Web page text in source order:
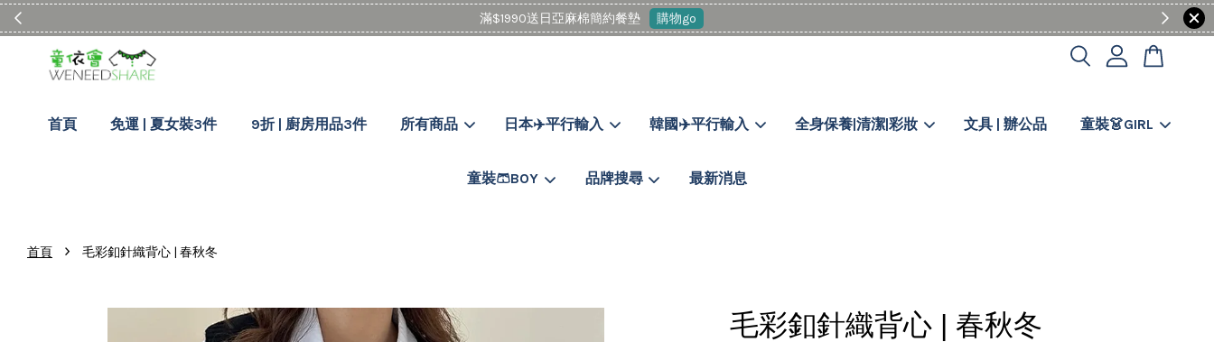
滿$1990送日亞麻棉簡約餐墊 購物go
首頁 免運 | 夏女裝3件 9折 | 廚房用品3件 所有商品 日本✈️平行輸入 韓國✈️平行輸入 全身保養|清潔|彩妝 文具 | 辦公品 童裝👗GIRL
童裝🩳BOY 品牌搜尋 最新消息
首頁 › 毛彩釦針織背心 | 春秋冬
毛彩釦針織背心 | 春秋冬